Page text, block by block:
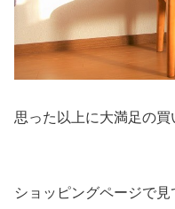
思った以上に大満足の買
ショッピングページで